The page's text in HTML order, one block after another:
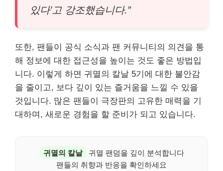
있다’고 강조했습니다.”
또한, 팬들이 공식 소식과 팬 커뮤니티의 의견을 통
해 정보에 대한 접근성을 높이는 것도 좋은 방법입
니다. 이렇게 하면 귀멸의 칼날 5기에 대한 불안감
을 줄이고, 보다 깊이 있는 즐거움을 느낄 수 있을
것입니다. 많은 팬들이 극장판의 고유한 매력을 기
대하며, 새로운 경험을 할 준비가 되고 있습니다.
귀멸의 칼날
귀멸 팬덤을 깊이 분석합니다
팬들의 취향과 반응을 확인하세요